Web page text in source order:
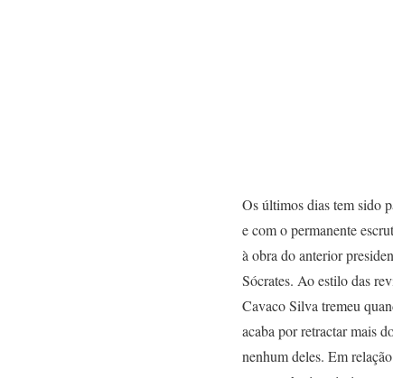
Os últimos dias tem sido
e com o permanente
à obra do anterior
Sócrates. Ao estilo das
Cavaco Silva tremeu
acaba por retractar mais
nenhum deles. Em